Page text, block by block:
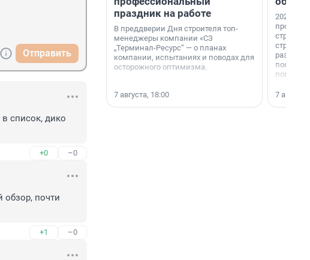
Отправить
список, дико
+0 –0
почти
+1 –0
праздник на работе
В преддверии Дня строителя топ-
менеджеры компании «СЗ
„Терминал-Ресурс“ — о планах
компании, испытаниях и поводах для
осторожного оптимизма.
7 августа, 18:00
2026-й —
раз. В
7